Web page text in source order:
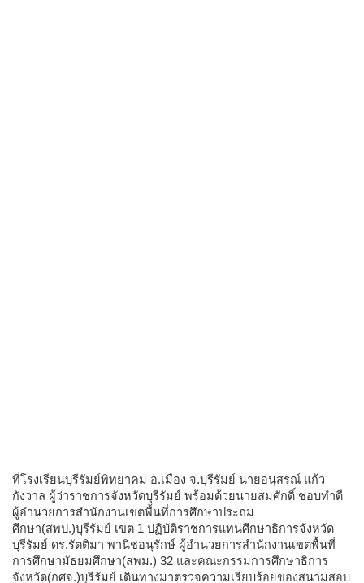
ที่โรงเรียนบุรีรัมย์พิทยาคม อ.เมือง จ.บุรีรัมย์ นายอนุสรณ์ แก้ว
กังวาล ผู้ว่าราชการจังหวัดบุรีรัมย์ พร้อมด้วยนายสมศักดิ์ ชอบทำดี
ผู้อำนวยการสำนักงานเขตพื้นที่การศึกษาประถม
ศึกษา(สพป.)บุรีรัมย์ เขต 1 ปฏิบัติราชการแทนศึกษาธิการจังหวัด
บุรีรัมย์ ดร.รัตติมา พานิชอนุรักษ์ ผู้อำนวยการสำนักงานเขตพื้นที่
การศึกษามัธยมศึกษา(สพม.) 32 และคณะกรรมการศึกษาธิการ
จังหวัด(กศจ.)บุรีรัมย์ เดินทางมาตรวจความเรียบร้อยของสนามสอบ